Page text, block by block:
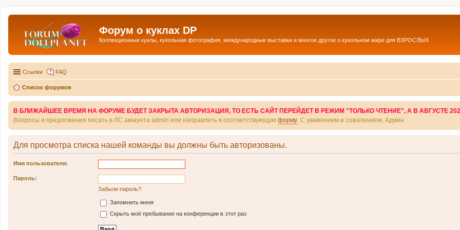
Форум о куклах DP
Коллекционные куклы, кукольная фотография, международные выставки и многое другое о кукольном мире для ВЗРОСЛЫХ
Ссылки FAQ
Список форумов
В БЛИЖАЙШЕЕ ВРЕМЯ НА ФОРУМЕ БУДЕТ ЗАКРЫТА АВТОРИЗАЦИЯ, ТО ЕСТЬ САЙТ ПЕРЕЙДЕТ В РЕЖИМ "ТОЛЬКО ЧТЕНИЕ", А В АВГУСТЕ
Вопросы и предложения писать в ЛС аккаунта admin или направлять в соответствующую форму . С уважением и сожалением, Админ.
Для просмотра списка нашей команды вы должны быть авторизованы.
Имя пользователя:
Пароль:
Забыли пароль?
Запомнить меня
Скрыть моё пребывание на конференции в этот раз